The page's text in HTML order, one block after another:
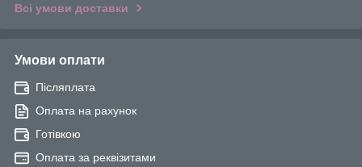
Всі умови доставки
Умови оплати
Післяплата
Оплата на рахунок
Готівкою
Оплата за реквізитами